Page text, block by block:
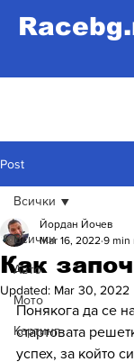
Post
Всички
Авто
Мото
Картинг
Всички
Как
Йордан Йочев
Mar 16, 2022 9 min
Updated: Mar 30, 2022
Понякога да се
стартовата
успех, за който